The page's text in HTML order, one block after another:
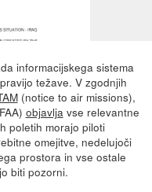
informacijskega sistema
težave. V zgodnjih
(notice to air missions),
objavlja vse relevantne
poletih morajo piloti
omejitve, nedelujoči
prostora in vse ostale
biti pozorni.